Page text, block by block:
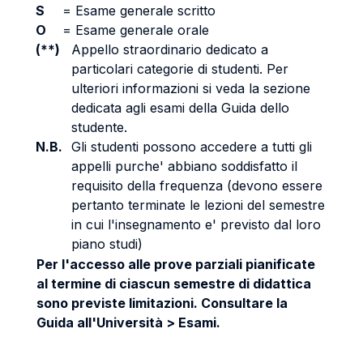
S = Esame generale scritto
O
= Esame generale orale
(**)
Appello straordinario dedicato a
particolari categorie di studenti. Per
ulteriori informazioni si veda la sezione
dedicata agli esami della Guida dello
studente.
N.B. Gli studenti possono accedere a tutti gli
appelli purche' abbiano soddisfatto il
requisito della frequenza (devono essere
pertanto terminate le lezioni del semestre
in cui l'insegnamento e' previsto dal loro
piano studi)
Per l'accesso alle prove parziali pianificate
al termine di ciascun semestre di didattica
sono previste limitazioni. Consultare la
Guida all'Università > Esami.